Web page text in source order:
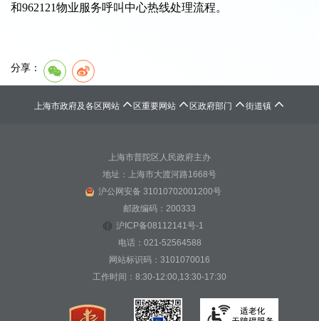
和962121物业服务呼叫中心热线处理流程。
分享：
上海市政府及各区网站 区重要网站 区政府部门 街道镇 
上海市普陀区人民政府主办
地址：上海市大渡河路1668号
沪公网安备 31010702001200号
邮政编码：200333
沪ICP备08112141号-1
电话：021-52564588
网站标识码：3101070016
工作时间：8:30-12:00,13:30-17:30